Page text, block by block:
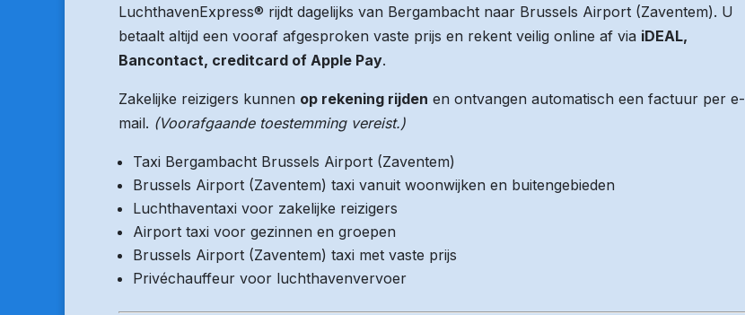
LuchthavenExpress® rijdt dagelijks van Bergambacht naar Brussels Airport (Zaventem). U
betaalt altijd een vooraf afgesproken vaste prijs en rekent veilig online af via iDEAL,
Bancontact, creditcard of Apple Pay.
Zakelijke reizigers kunnen op rekening rijden en ontvangen automatisch een factuur per e-
mail. (Voorafgaande toestemming vereist.)
Taxi Bergambacht Brussels Airport (Zaventem)
Brussels Airport (Zaventem) taxi vanuit woonwijken en buitengebieden
Luchthaventaxi voor zakelijke reizigers
Airport taxi voor gezinnen en groepen
Brussels Airport (Zaventem) taxi met vaste prijs
Privéchauffeur voor luchthavenvervoer